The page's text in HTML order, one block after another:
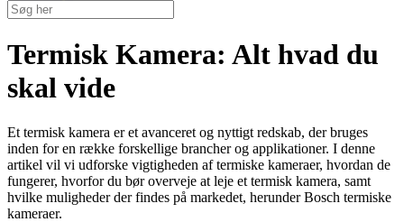
Termisk Kamera: Alt hvad du
skal vide
Et termisk kamera er et avanceret og nyttigt redskab, der bruges
inden for en række forskellige brancher og applikationer. I denne
artikel vil vi udforske vigtigheden af termiske kameraer, hvordan de
fungerer, hvorfor du bør overveje at leje et termisk kamera, samt
hvilke muligheder der findes på markedet, herunder Bosch termiske
kameraer.